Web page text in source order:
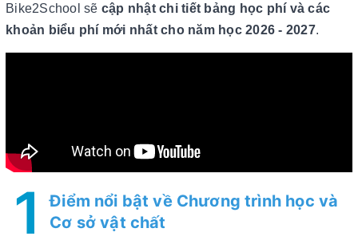
Bike2School sẽ cập nhật chi tiết bảng học phí và các
khoản biểu phí mới nhất cho năm học 2026 - 2027.
1
Điểm nổi bật về Chương trình học và
Cơ sở vật chất